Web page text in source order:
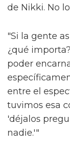
de Nikki. No
"Si la gente
¿qué
poder
entre el
tuvimos esa
'déjalos
nadie.'"